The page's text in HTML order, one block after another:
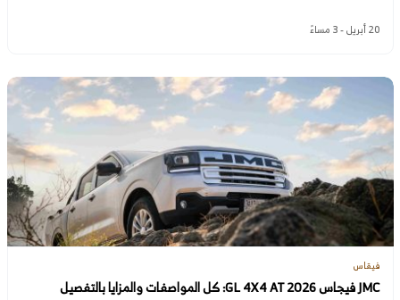
20 أبريل - 3 مساءً
فيقاس
JMC فيجاس GL 4X4 AT 2026: كل المواصفات والمزايا بالتفصيل